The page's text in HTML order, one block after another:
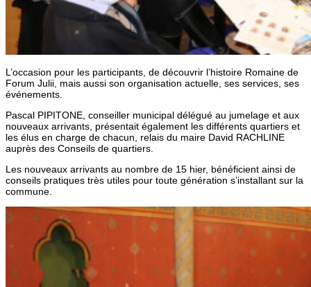
L’occasion pour les participants, de découvrir l’histoire Romaine de
Forum Julii, mais aussi son organisation actuelle, ses services, ses
événements.
Pascal PIPITONE, conseiller municipal délégué au jumelage et aux
nouveaux arrivants, présentait également les différents quartiers et
les élus en charge de chacun, relais du maire David RACHLINE
auprès des Conseils de quartiers.
Les nouveaux arrivants au nombre de 15 hier, bénéficient ainsi de
conseils pratiques très utiles pour toute génération s’installant sur la
commune.